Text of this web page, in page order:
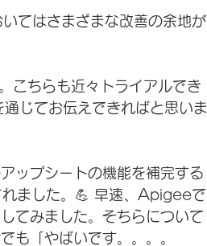
てはさまざまな改善の余地が
ちらも近々トライアルでき
じてお伝えできればと思いま
プシートの機能を補完する
ました。💪 早速、Apigeeで
てみました。そちらについて
も「やばいです。。。。